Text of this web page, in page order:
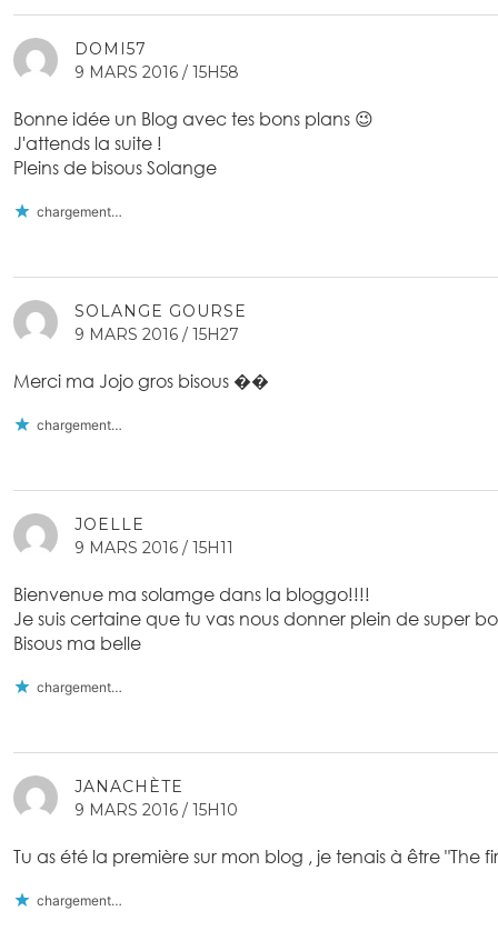
DOMI57
9 MARS 2016 / 15H58
Bonne idée un Blog avec tes bons plans 😉
J'attends la suite !
Pleins de bisous Solange
chargement…
SOLANGE GOURSE
9 MARS 2016 / 15H27
Merci ma Jojo gros bisous ��
chargement…
JOELLE
9 MARS 2016 / 15H11
Bienvenue ma solamge dans la bloggo!!!!
Je suis certaine que tu vas nous donner plein de super
Bisous ma belle
chargement…
JANACHÈTE
9 MARS 2016 / 15H10
Tu as été la première sur mon blog , je tenais à être "The
chargement…